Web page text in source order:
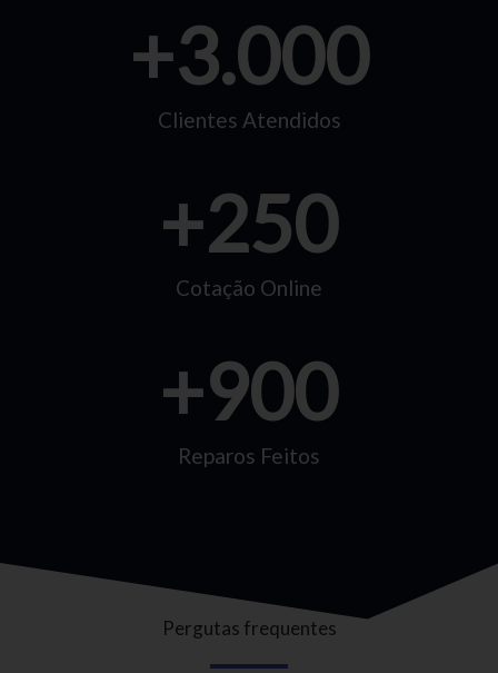
Clientes Atendidos
+3.000
Cotação Online
+250
Reparos Feitos
+900
Pergutas frequentes